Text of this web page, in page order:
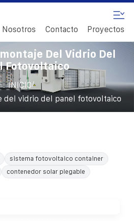
Nosotros Contacto Proyectos
Del Vidrio Del
Fotovoltaico
INICIO/
del vidrio del panel fotovoltaico
sistema fotovoltaico container
contenedor solar plegable